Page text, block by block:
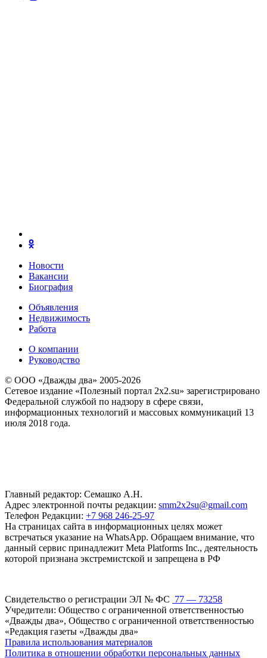
Новости
Вакансии
Биография
Объявления
Недвижимость
Работа
О компании
Руководство
© ООО «Дважды два» 2005-2026
Сетевое издание «Полезный портал 2x2.su» зарегистрировано
Федеральной службой по надзору в сфере связи,
информационных технологий и массовых коммуникаций 13
июля 2018 года.
Главный редактор: Семашко А.Н.
Адрес электронной почты редакции: smm2x2su@gmail.com
Телефон Редакции: +7 968 246-25-97
На страницах сайта в информационных целях может
встречаться указание на WhatsApp. Обращаем внимание, что
данный сервис принадлежит Meta Platforms Inc., деятельность
которой признана экстремистской и запрещена в РФ
Свидетельство о регистрации ЭЛ № ФС 77 — 73258
Учредители: Общество с ограниченной ответственностью
«Дважды два», Общество с ограниченной ответственностью
«Редакция газеты «Дважды два»
Правила использования материалов
Политика в отношении обработки персональных данных